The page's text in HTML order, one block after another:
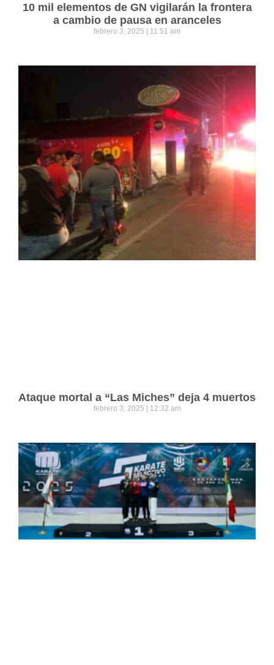
10 mil elementos de GN vigilarán la frontera
a cambio de pausa en aranceles
febrero 3, 2025 11:51 am
Ataque mortal a “Las Miches” deja 4 muertos
febrero 3, 2025 12:32 am